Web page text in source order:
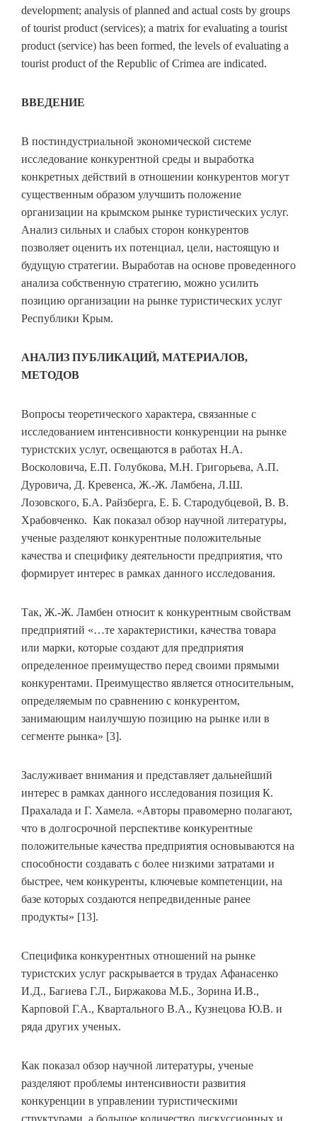
development; analysis of planned and actual costs by groups
of tourist product (services); a matrix for evaluating a tourist
product (service) has been formed, the levels of evaluating a
tourist product of the Republic of Crimea are indicated.
ВВЕДЕНИЕ
В постиндустриальной экономической системе
исследование конкурентной среды и выработка
конкретных действий в отношении конкурентов могут
существенным образом улучшить положение
организации на крымском рынке туристических услуг.
Анализ сильных и слабых сторон конкурентов
позволяет оценить их потенциал, цели, настоящую и
будущую стратегии. Выработав на основе проведенного
анализа собственную стратегию, можно усилить
позицию организации на рынке туристических услуг
Республики Крым.
АНАЛИЗ ПУБЛИКАЦИЙ, МАТЕРИАЛОВ,
МЕТОДОВ
Вопросы теоретического характера, связанные с
исследованием интенсивности конкуренции на рынке
туристских услуг, освещаются в работах H.A.
Восколовича, Е.П. Голубкова, М.Н. Григорьева, А.П.
Дуровича, Д. Кревенса, Ж.-Ж. Ламбена, Л.Ш.
Лозовского, Б.А. Райзберга, Е. Б. Стародубцевой, В. В.
Храбовченко. Как показал обзор научной литературы,
ученые разделяют конкурентные положительные
качества и специфику деятельности предприятия, что
формирует интерес в рамках данного исследования.
Так, Ж.-Ж. Ламбен относит к конкурентным свойствам
предприятий «…те характеристики, качества товара
или марки, которые создают для предприятия
определенное преимущество перед своими прямыми
конкурентами. Преимущество является относительным,
определяемым по сравнению с конкурентом,
занимающим наилучшую позицию на рынке или в
сегменте рынка» [3].
Заслуживает внимания и представляет дальнейший
интерес в рамках данного исследования позиция К.
Прахалада и Г. Хамела. «Авторы правомерно полагают,
что в долгосрочной перспективе конкурентные
положительные качества предприятия основываются на
способности создавать с более низкими затратами и
быстрее, чем конкуренты, ключевые компетенции, на
базе которых создаются непредвиденные ранее
продукты» [13].
Специфика конкурентных отношений на рынке
туристских услуг раскрывается в трудах Афанасенко
И.Д., Багиева Г.Л., Биржакова М.Б., Зорина И.В.,
Карповой Г.А., Квартального В.А., Кузнецова Ю.В. и
ряда других ученых.
Как показал обзор научной литературы, ученые
разделяют проблемы интенсивности развития
конкуренции в управлении туристическими